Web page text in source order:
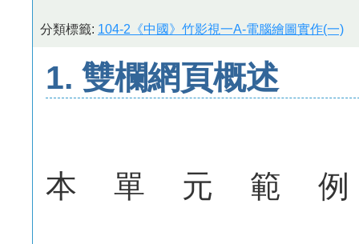
分類標籤: 104-2《中國》竹影視一A-電腦繪圖實作(一)
1. 雙欄網頁概述
本單元範